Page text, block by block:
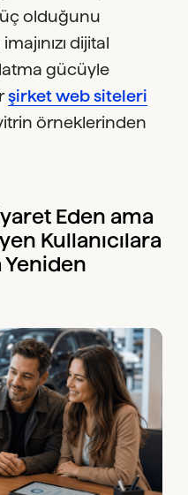
olduğunu
dijital
gücüyle
şirket web siteleri
örneklerinden
Eden ama
Kullanıcılara
Yeniden